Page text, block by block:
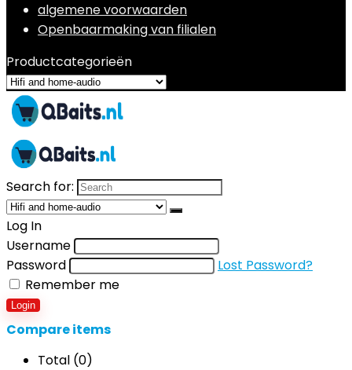
algemene voorwaarden
Openbaarmaking van filialen
Productcategorieën
Search for:
Log In
Username
Password
Lost Password?
Remember me
Login
Compare items
Total (0)